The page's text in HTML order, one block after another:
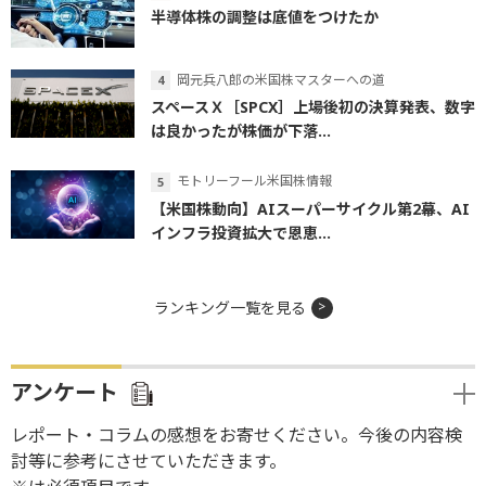
半導体株の調整は底値をつけたか
岡元兵八郎の米国株マスターへの道
スペースＸ［SPCX］上場後初の決算発表、数字
は良かったが株価が下落...
モトリーフール米国株情報
【米国株動向】AIスーパーサイクル第2幕、AI
インフラ投資拡大で恩恵...
ランキング一覧を見る
アンケート
レポート・コラムの感想をお寄せください。今後の内容検
討等に参考にさせていただきます。